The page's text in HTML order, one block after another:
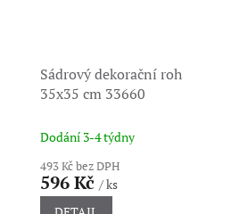
Sádrový dekorační roh
35x35 cm 33660
Dodání 3-4 týdny
493 Kč bez DPH
596 Kč / ks